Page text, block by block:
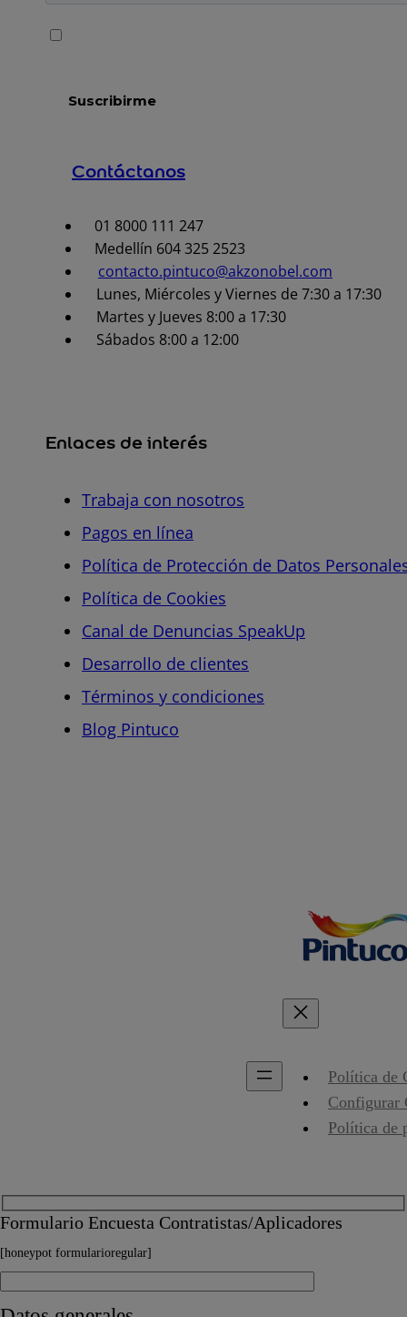
Contáctanos
01 8000 111 247
Medellín 604 325 2523
contacto.pintuco@akzonobel.com
Lunes, Miércoles y Viernes de 7:30 a 17:30
Martes y Jueves 8:00 a 17:30
Sábados 8:00 a 12:00
Enlaces de interés
Trabaja con nosotros
Pagos en línea
Política de Protección de Datos
Política de Cookies
Canal de Denuncias SpeakUp
Desarrollo de clientes
Términos y condiciones
Blog Pintuco
Política de
Configurar
Política de
Formulario Encuesta Contratistas/Aplicadores
[honeypot formularioregular]